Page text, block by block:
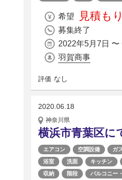
希望 見積も
募集終了
2022年5月7日 〜
羽賀商事
評価 なし
2020.06.18
神奈川県
横浜市青葉区に
エアコン 空調設備 ガ
浴室
洗面 キッチン
収納
階段 バルコニー